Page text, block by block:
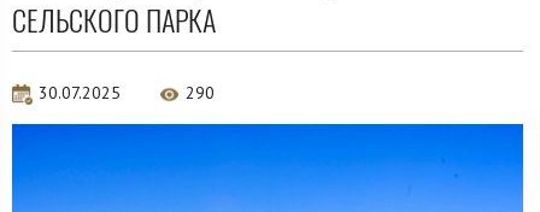
СЕЛЬСКОГО ПАРКА
30.07.2025 290